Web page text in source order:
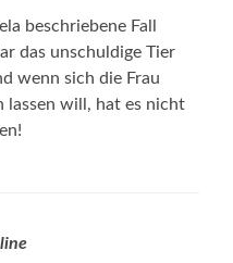
beschriebene Fall
das unschuldige Tier
wenn sich die Frau
lassen will, hat es nicht